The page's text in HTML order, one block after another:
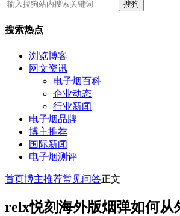
搜狗
搜索热点
浏览博客
网文资讯
电子烟百科
企业动态
行业新闻
电子烟品牌
博主推荐
国际新闻
电子烟测评
首页博主推荐常见问答正文
relx悦刻海外版烟弹如何从